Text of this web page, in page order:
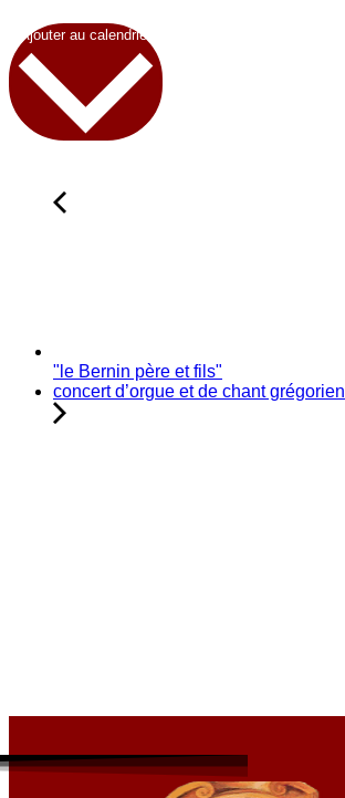
"le Bernin père et fils"
concert d’orgue et de chant grégorien